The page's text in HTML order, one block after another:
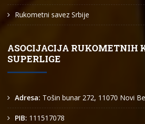
Rukometni savez Srbije
ASOCIJACIJA RUKOMETNIH
SUPERLIGE
Adresa: Tošin bunar 272, 11070 Novi
PIB: 111517078